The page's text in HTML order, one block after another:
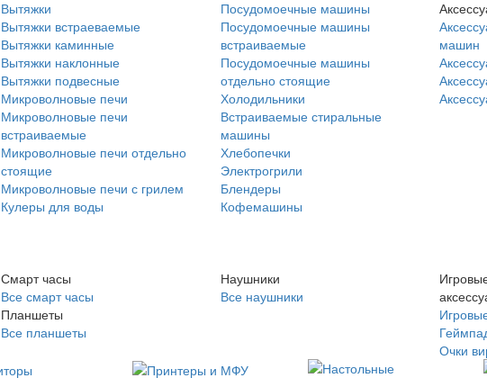
Вытяжки
Вытяжки встраеваемые
Вытяжки каминные
Вытяжки наклонные
Вытяжки подвесные
Микроволновые печи
Микроволновые печи
встраиваемые
Микроволновые печи отдельно
стоящие
Микроволновые печи с грилем
Кулеры для воды
Посудомоечные машины
Посудомоечные машины
встраиваемые
Посудомоечные машины
отдельно стоящие
Холодильники
Встраиваемые стиральные
машины
Хлебопечки
Электрогрили
Блендеры
Кофемашины
машин
Смарт часы
Все смарт часы
Планшеты
Все планшеты
Наушники
Все наушники
Очки